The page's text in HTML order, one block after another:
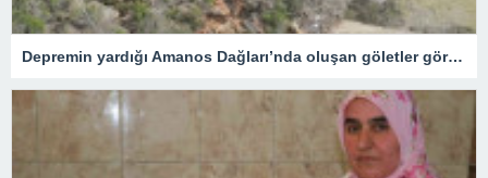
Depremin yardığı Amanos Dağları’nda oluşan göletler görüntülendi